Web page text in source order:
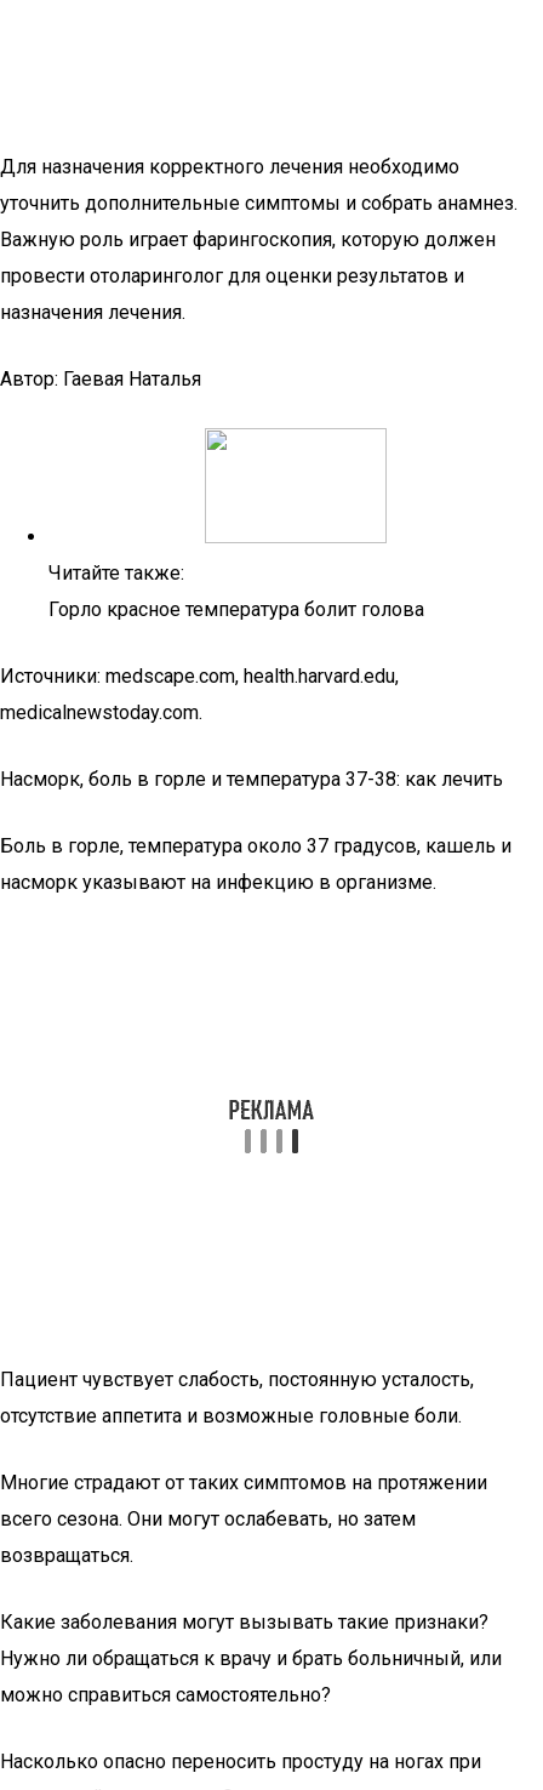
Для назначения корректного лечения необходимо
уточнить дополнительные симптомы и собрать анамнез.
Важную роль играет фарингоскопия, которую должен
провести отоларинголог для оценки результатов и
назначения лечения.
Автор: Гаевая Наталья
Читайте также:
Горло красное температура болит голова
Источники: medscape.com, health.harvard.edu,
medicalnewstoday.com.
Насморк, боль в горле и температура 37-38: как лечить
Боль в горле, температура около 37 градусов, кашель и
насморк указывают на инфекцию в организме.
Пациент чувствует слабость, постоянную усталость,
отсутствие аппетита и возможные головные боли.
Многие страдают от таких симптомов на протяжении
всего сезона. Они могут ослабевать, но затем
возвращаться.
Какие заболевания могут вызывать такие признаки?
Нужно ли обращаться к врачу и брать больничный, или
можно справиться самостоятельно?
Насколько опасно переносить простуду на ногах при